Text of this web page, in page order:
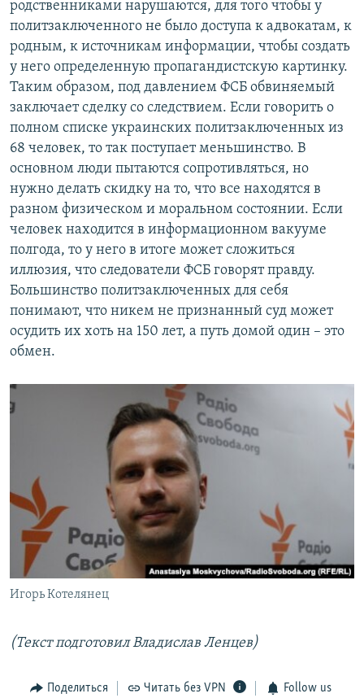
родственниками нарушаются, для того чтобы у
политзаключенного не было доступа к адвокатам, к
родным, к источникам информации, чтобы создать
у него определенную пропагандистскую картинку.
Таким образом, под давлением ФСБ обвиняемый
заключает сделку со следствием. Если говорить о
полном списке украинских политзаключенных из
68 человек, то так поступает меньшинство. В
основном люди пытаются сопротивляться, но
нужно делать скидку на то, что все находятся в
разном физическом и моральном состоянии. Если
человек находится в информационном вакууме
полгода, то у него в итоге может сложиться
иллюзия, что следователи ФСБ говорят правду.
Большинство политзаключенных для себя
понимают, что никем не признанный суд может
осудить их хоть на 150 лет, а путь домой один – это
обмен.
Игорь Котелянец
(Текст подготовил Владислав Ленцев)
Поделиться Читать без VPN Follow us